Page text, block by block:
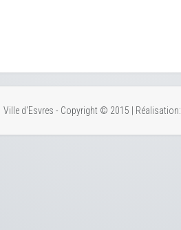
Ville d'Esvres - Copyright © 2015 | Réalisation: